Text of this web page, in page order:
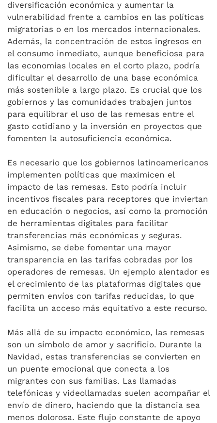
diversificación económica y aumentar la
vulnerabilidad frente a cambios en las políticas
migratorias o en los mercados internacionales.
Además, la concentración de estos ingresos en
el consumo inmediato, aunque beneficiosa para
las economías locales en el corto plazo, podría
dificultar el desarrollo de una base económica
más sostenible a largo plazo. Es crucial que los
gobiernos y las comunidades trabajen juntos
para equilibrar el uso de las remesas entre el
gasto cotidiano y la inversión en proyectos que
fomenten la autosuficiencia económica.
Es necesario que los gobiernos latinoamericanos
implementen políticas que maximicen el
impacto de las remesas. Esto podría incluir
incentivos fiscales para receptores que inviertan
en educación o negocios, así como la promoción
de herramientas digitales para facilitar
transferencias más económicas y seguras.
Asimismo, se debe fomentar una mayor
transparencia en las tarifas cobradas por los
operadores de remesas. Un ejemplo alentador es
el crecimiento de las plataformas digitales que
permiten envíos con tarifas reducidas, lo que
facilita un acceso más equitativo a este recurso.
Más allá de su impacto económico, las remesas
son un símbolo de amor y sacrificio. Durante la
Navidad, estas transferencias se convierten en
un puente emocional que conecta a los
migrantes con sus familias. Las llamadas
telefónicas y videollamadas suelen acompañar el
envío de dinero, haciendo que la distancia sea
menos dolorosa. Este flujo constante de apoyo